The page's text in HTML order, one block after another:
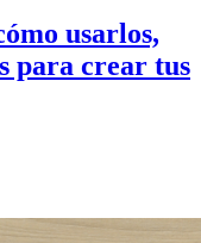
usarlos,
para crear tus